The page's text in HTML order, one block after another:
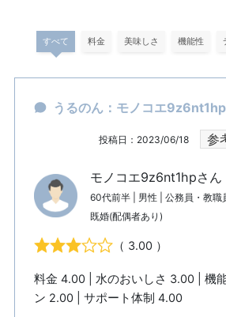
すべて 料金 美味しさ 機能性
うるのん：モノコエ
投稿日：2023/06/18 参
モノコエ9z6nt1hpさん
60代前半 | 男性 | 公務員・教職
既婚(配偶者あり)
（ 3.00 ）
料金 4.00 | 水のおいしさ 3.00 | 機
ン 2.00 | サポート体制 4.00